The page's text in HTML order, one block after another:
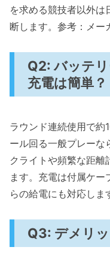
を求める競技者以外は
断します。参考：メー
Q2: バッテ
充電は簡単？
ラウンド連続使用で約
ール回る一般プレーな
クライトや頻繁な距離
ます。充電は付属ケ
らの給電にも対応しま
Q3: デメリ